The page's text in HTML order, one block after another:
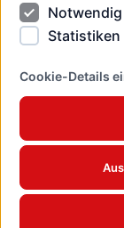
Notwendig
Statistiken
Cookie-Details
Datenschutzhinweise
Barrierefreiheit
Cookie Erklärung
www.luebeck.de